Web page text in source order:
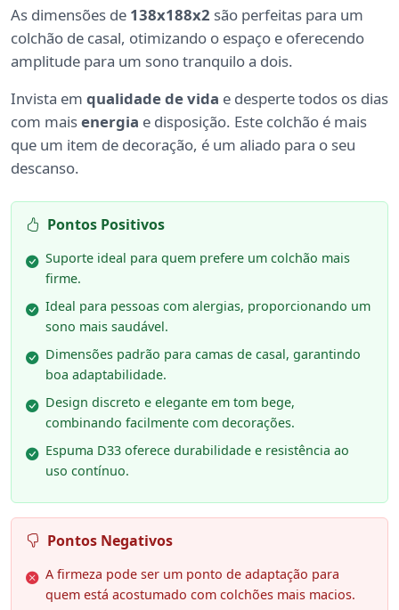
As dimensões de 138x188x2 são perfeitas para um
colchão de casal, otimizando o espaço e oferecendo
amplitude para um sono tranquilo a dois.
Invista em qualidade de vida e desperte todos os dias
com maisenergia e disposição. Este colchão é mais
que um item de decoração, é um aliado para o seu
descanso.
Pontos Positivos
Suporte ideal para quem prefere um colchão mais
firme.
Ideal para pessoas com alergias, proporcionando um
sono mais saudável.
Dimensões padrão para camas de casal, garantindo
boa adaptabilidade.
Design discreto e elegante em tom bege,
combinando facilmente com decorações.
Espuma D33 oferece durabilidade e resistência ao
uso contínuo.
Pontos Negativos
A firmeza pode ser um ponto de adaptação para
quem está acostumado com colchões mais macios.